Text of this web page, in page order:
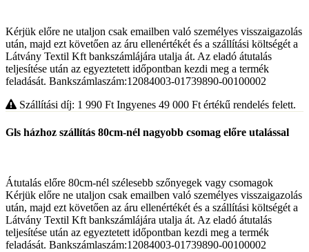
Kérjük előre ne utaljon csak emailben való személyes visszaigazolás
után, majd ezt követően az áru ellenértékét és a szállítási költségét a
Látvány Textil Kft bankszámlájára utalja át. Az eladó átutalás
teljesítése után az egyeztetett időpontban kezdi meg a termék
feladását. Bankszámlaszám:12084003-01739890-00100002
Szállítási díj: 1 990 Ft Ingyenes 49 000 Ft értékű rendelés felett.
Gls házhoz szállítás 80cm-nél nagyobb csomag előre utalással
Átutalás előre 80cm-nél szélesebb szőnyegek vagy csomagok
Kérjük előre ne utaljon csak emailben való személyes visszaigazolás
után, majd ezt követően az áru ellenértékét és a szállítási költségét a
Látvány Textil Kft bankszámlájára utalja át. Az eladó átutalás
teljesítése után az egyeztetett időpontban kezdi meg a termék
feladását. Bankszámlaszám:12084003-01739890-00100002